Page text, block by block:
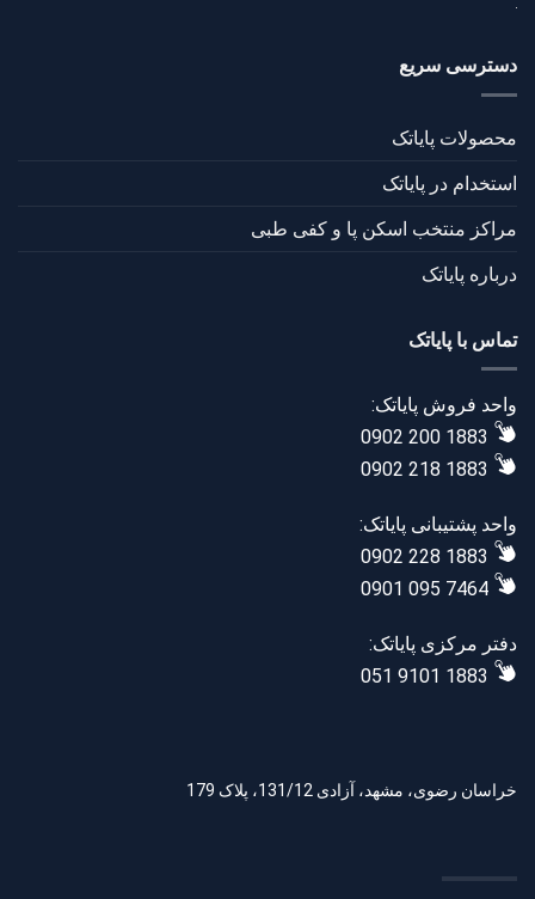
دسترسی سریع
محصولات پایاتک
استخدام در پایاتک
مراکز منتخب اسکن پا و کفی طبی
درباره پایاتک
تماس با پایاتک
واحد فروش پایاتک:
0902 200 1883
0902 218 1883
واحد پشتیبانی پایاتک:
0902 228 1883
0901 095 7464
دفتر مرکزی پایاتک:
051 9101 1883
خراسان رضوی، مشهد، آزادی 131/12، پلاک 179